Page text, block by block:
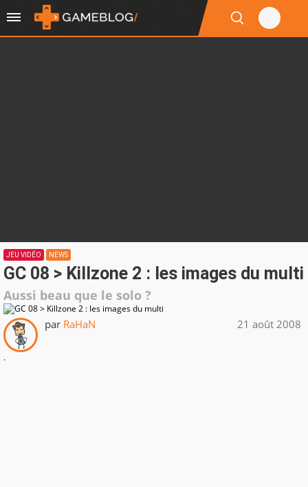
JEU VIDÉO NEWS
GC 08 > Killzone 2 : les images du multi
Aussi beau que le solo ?
par RaHaN 21 août 2008
.